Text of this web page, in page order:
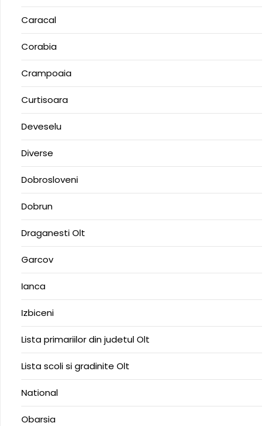
Caracal
Corabia
Crampoaia
Curtisoara
Deveselu
Diverse
Dobrosloveni
Dobrun
Draganesti Olt
Garcov
Ianca
Izbiceni
Lista primariilor din judetul Olt
Lista scoli si gradinite Olt
National
Obarsia